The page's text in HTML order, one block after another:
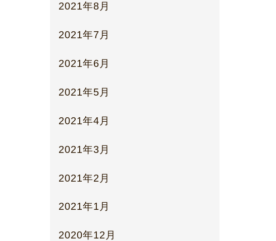
2021年8月
2021年7月
2021年6月
2021年5月
2021年4月
2021年3月
2021年2月
2021年1月
2020年12月